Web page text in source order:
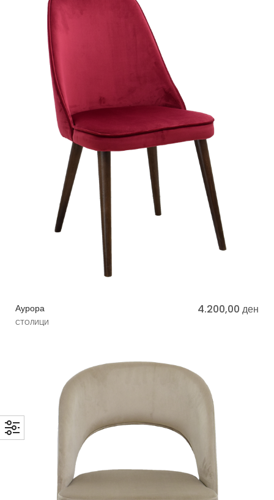
Аурора
СТОЛИЦИ
4.200,00 ден